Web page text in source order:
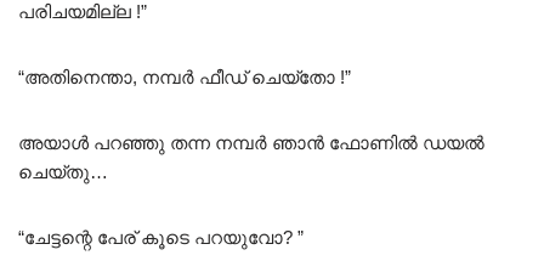
പരിചയമില്ല !”
“അതിനെന്താ, നമ്പർ ഫീഡ് ചെയ്‌തോ !”
അയാൾ പറഞ്ഞു തന്ന നമ്പർ ഞാൻ ഫോണിൽ ഡയൽ
ചെയ്തു…
“ചേട്ടന്റെ പേര് കൂടെ പറയുവോ? ”